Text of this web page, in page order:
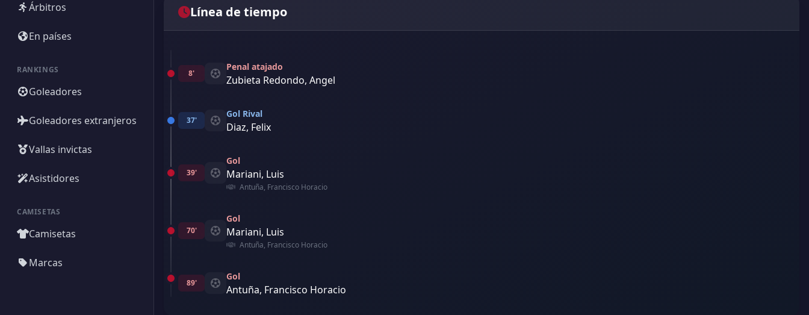
Árbitros
En países
RANKINGS
Goleadores
Goleadores extranjeros
Vallas invictas
Asistidores
CAMISETAS
Camisetas
Marcas
Línea de tiempo
8'
Penal atajado
Zubieta Redondo, Angel
37'
Gol Rival
Diaz, Felix
39'
Gol
Mariani, Luis
Antuña, Francisco Horacio
70'
Gol
Mariani, Luis
Antuña, Francisco Horacio
89'
Gol
Antuña, Francisco Horacio